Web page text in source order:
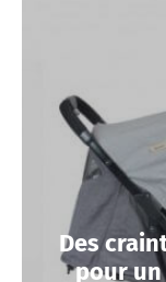
Des
pour